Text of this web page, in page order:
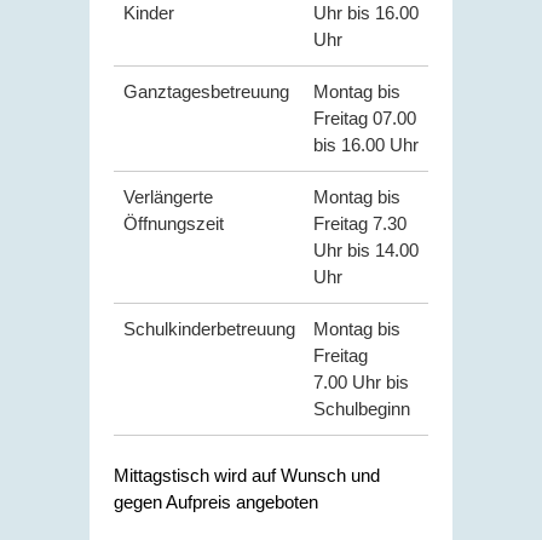
Kinder
Uhr bis 16.00
Uhr
Ganztagesbetreuung
Montag bis
Freitag 07.00
bis 16.00 Uhr
Verlängerte
Öffnungszeit
Montag bis
Freitag 7.30
Uhr bis 14.00
Uhr
Schulkinderbetreuung
Montag bis
Freitag
7.00 Uhr bis
Schulbeginn
Mittagstisch wird auf Wunsch und
gegen Aufpreis angeboten